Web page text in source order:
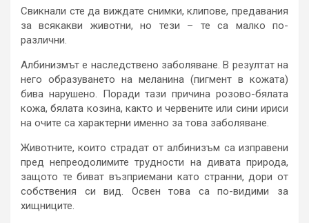
Свикнали сте да виждате снимки, клипове, предавания
за всякакви животни, но тези – те са малко по-
различни.
Албинизмът е наследствено заболяване. В резултат на
него образуването на меланина (пигмент в кожата)
бива нарушено. Поради тази причина розово-бялата
кожа, бялата козина, както и червените или сини ириси
на очите са характерни именно за това заболяване.
Животните, които страдат от албинизъм са изправени
пред непреодолимите трудности на дивата природа,
защото те биват възприемани като странни, дори от
собствения си вид. Освен това са по-видими за
хищниците.